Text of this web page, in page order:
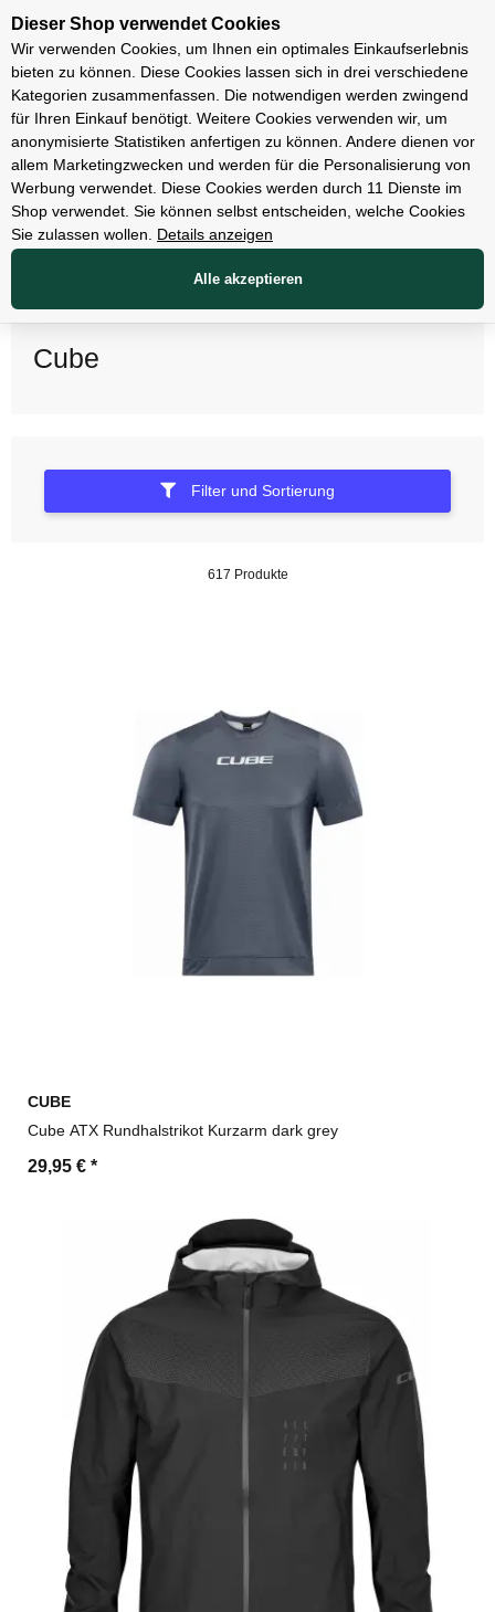
Unsere Filialen
Cube
Filter und Sortierung
617 Produkte
CUBE
Cube ATX Rundhalstrikot Kurzarm dark grey
29,95 € *
Dieser Shop verwendet Cookies
Wir verwenden Cookies, um Ihnen ein optimales Einkaufserlebnis
bieten zu können. Diese Cookies lassen sich in drei verschiedene
Kategorien zusammenfassen. Die notwendigen werden zwingend
für Ihren Einkauf benötigt. Weitere Cookies verwenden wir, um
anonymisierte Statistiken anfertigen zu können. Andere dienen vor
allem Marketingzwecken und werden für die Personalisierung von
Werbung verwendet. Diese Cookies werden durch 11 Dienste im
Shop verwendet. Sie können selbst entscheiden, welche Cookies
Sie zulassen wollen.
Details anzeigen
Alle akzeptieren